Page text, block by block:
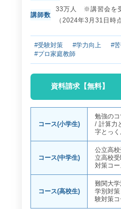
講師数
33万人 ※講習会を
（2024年3月31日時
#受験対策 #学力向上 #
#プロ家庭教師
資料請求【無料】
コース(小学生)
勉強の
/計算力
字とっ
コース(中学生)
公立高
立高校
対策コー
コース(高校生)
難関大
学別対
験対策コ